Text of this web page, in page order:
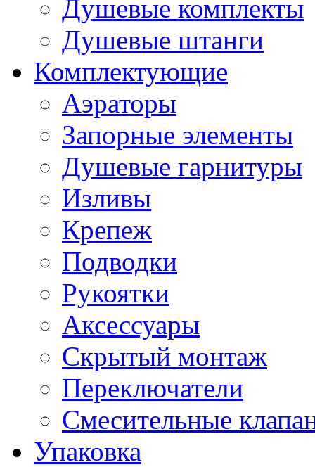
Душевые комплекты
Душевые штанги
Комплектующие
Аэраторы
Запорные элементы
Душевые гарнитуры
Изливы
Крепеж
Подводки
Рукоятки
Аксессуары
Скрытый монтаж
Переключатели
Смесительные
Упаковка